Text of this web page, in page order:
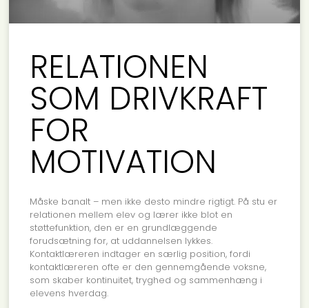
RELATIONEN
SOM DRIVKRAFT
FOR
MOTIVATION
Måske banalt – men ikke desto mindre rigtigt. På stu er
relationen mellem elev og lærer ikke blot en
støttefunktion, den er en grundlæggende
forudsætning for, at uddannelsen lykkes.
Kontaktlæreren indtager en særlig position, fordi
kontaktlæreren ofte er den gennemgående voksne,
som skaber kontinuitet, tryghed og sammenhæng i
elevens hverdag.